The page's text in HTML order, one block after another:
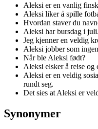
Aleksi er en vanlig
Aleksi liker å spille
Hvordan staver du
Aleksi har bursdag i juli.
Jeg kjenner en veldig
Aleksi jobber som
Når ble Aleksi født?
Aleksi elsker å reise og
Aleksi er en veldig
rundt seg.
Det sies at Aleksi er
Synonymer